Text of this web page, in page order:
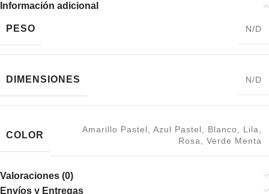
Información adicional
PESO N/D
DIMENSIONES N/D
COLOR
Amarillo Pastel Azul Pastel Blanco Lila
Rosa
Verde Menta
Valoraciones (0)
Envíos y Entregas